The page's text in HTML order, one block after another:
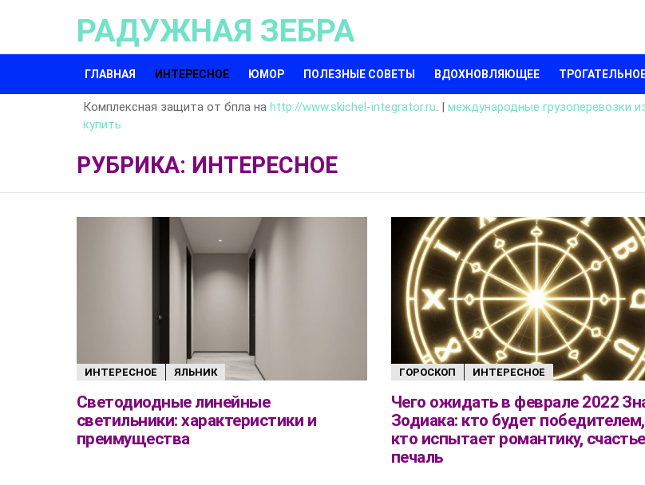
РАДУЖНАЯ ЗЕБРА
ГЛАВНАЯ ИНТЕРЕСНОЕ ЮМОР ПОЛЕЗНЫЕ СОВЕТЫ ВДОХНОВЛЯЮЩЕЕ
Комплексная защита от бпла на http://www.skichel-integrator.ru. | международные грузоперевозки
купить
РУБРИКА: ИНТЕРЕСНОЕ
ИНТЕРЕСНОЕ ЯЛЬНИК
Светодиодные линейные
светильники: характеристики и
преимущества
ГОРОСКОП ИНТЕРЕСНОЕ
Чего ожидать в феврале 2022
Зодиака: кто будет
кто испытает романтику,
печаль